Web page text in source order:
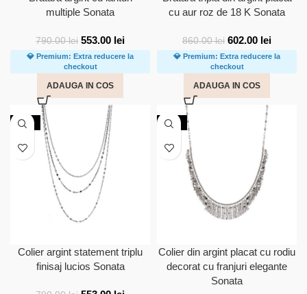
multiple Sonata
790.00lei 553.00 lei
💎 Premium: Extra reducere la
checkout
ADAUGA IN COS
cu aur roz de 18 K Sonata
860.00lei 602.00 lei
💎 Premium: Extra reducere la
checkout
ADAUGA IN COS
-30%
Colier argint statement triplu
finisaj lucios Sonata
-30%
Colier din argint placat cu rodiu
decorat cu franjuri elegante
Sonata